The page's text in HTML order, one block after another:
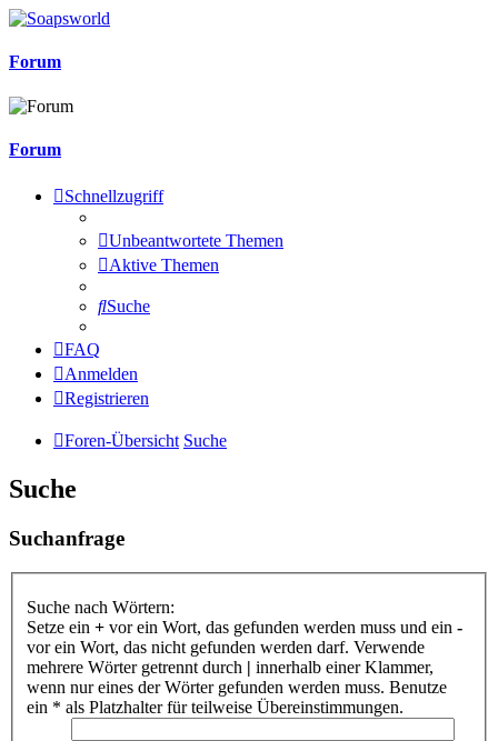
Forum
Forum
Schnellzugriff
Unbeantwortete Themen
Aktive Themen
Suche
FAQ
Anmelden
Registrieren
Foren-Übersicht Suche
Suche
Suchanfrage
Suche nach Wörtern:
Setze ein + vor ein Wort, das gefunden werden muss und ein -
vor ein Wort, das nicht gefunden werden darf. Verwende
mehrere Wörter getrennt durch | innerhalb einer Klammer,
wenn nur eines der Wörter gefunden werden muss. Benutze
ein * als Platzhalter für teilweise Übereinstimmungen.